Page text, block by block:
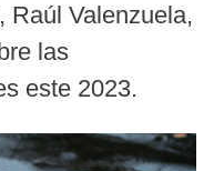
Raúl Valenzuela,
las
este 2023.